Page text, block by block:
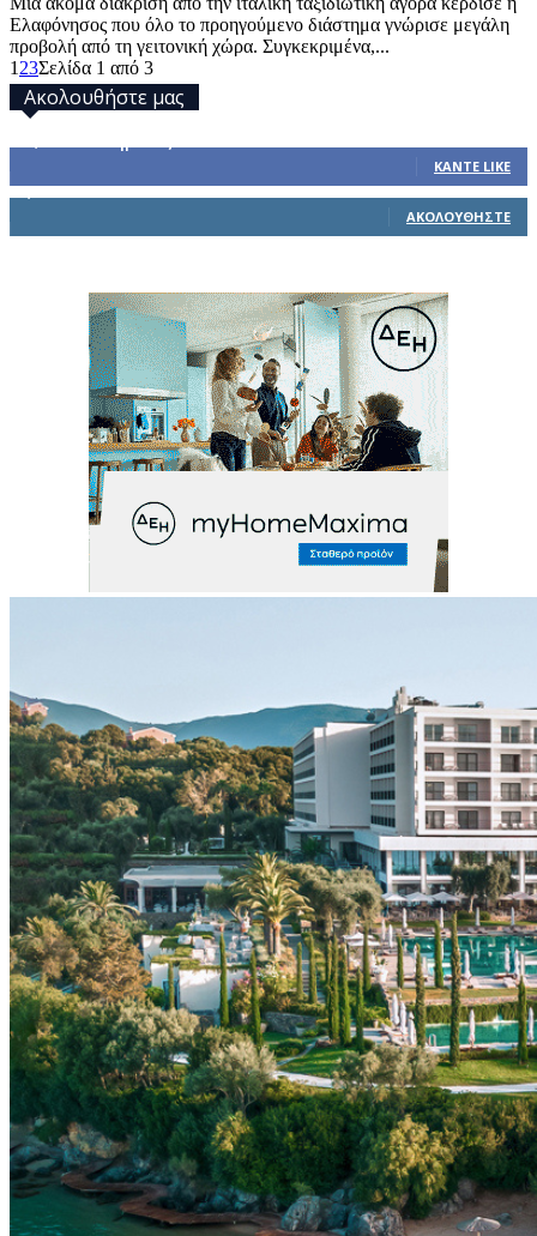
Ελαφόνησος που όλο το προηγούμενο διάστημα γνώρισε μεγάλη
προβολή από τη γειτονική χώρα. Συγκεκριμένα,...
1 23Σελίδα 1 από 3
Ακολουθήστε μας
ΚΆΝΤΕ LIKE
ΑΚΟΛΟΥΘΉΣΤΕ